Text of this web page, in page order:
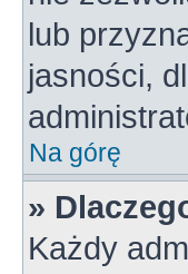
lub
jasności,
Na górę
»
Każdy